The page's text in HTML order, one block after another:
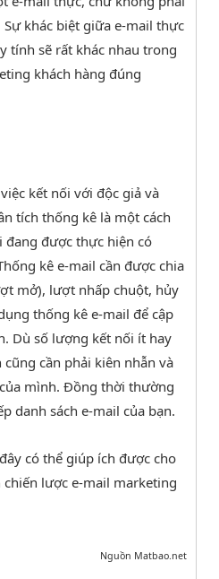
khác biệt giữa e-mail thực
tính sẽ rất khác nhau trong
khách hàng đúng
kết nối với độc giả và
tích thống kê là một cách
đang được thực hiện có
kê e-mail cần được chia
mở), lượt nhấp chuột, hủy
thống kê e-mail để cập
Dù số lượng kết nối ít hay
cần phải kiên nhẫn và
mình. Đồng thời thường
danh sách e-mail của bạn.
có thể giúp ích được cho
lược e-mail marketing
Nguồn Matbao.net